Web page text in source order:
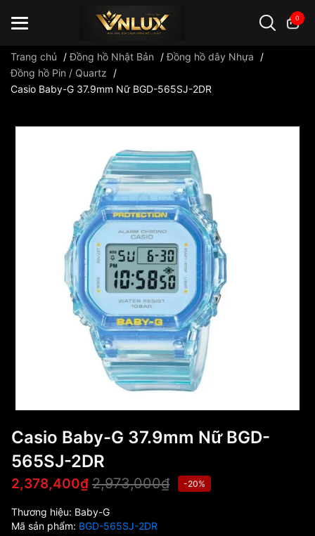
0
Đồng hồ casio đồng hồ G-Shock đồng hồ Orient
Trang chủ /Đồng hồ Nhật Bản /Đồng hồ dây Nhựa
/
Đồng hồ Pin / Quartz
/
Casio Baby-G 37.9mm Nữ BGD-565SJ-2DR
Casio Baby-G 37.9mm Nữ BGD-
565SJ-2DR
2,378,400₫ 2,973,000₫ -20%
Thương hiệu: Baby-G
Mã sản phẩm: BGD-565SJ-2DR